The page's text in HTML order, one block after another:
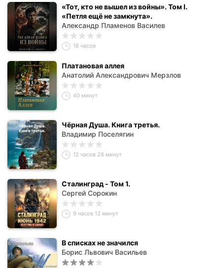
«Тот, кто не вышел из войны». Том I.
«Петля ещё не замкнута».
Александр Пламенов Василев
18 часов
Платановая аллея
Анатолий Александрович Мерзлов
40 минут
Чёрная Душа. Книга третья.
Владимир Поселягин
12 часов 28 минут
Сталинград - Том 1.
Сергей Сорокин
9 часов 12 минут
В списках не значился
Борис Львович Васильев